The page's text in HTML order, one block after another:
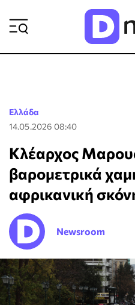
Ελλάδα
14.05.2026 08:40
Κλέαρχος
βαρομετρικά
αφρικανική
Newsroom